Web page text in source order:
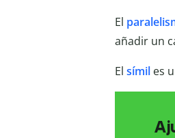
El
añadir un
El símiles